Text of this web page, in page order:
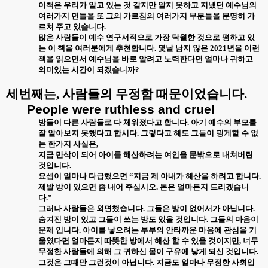
이책은 우리가 알고 있는 것 같지만 알지 못하고 지냈던 예수님의
여러가지 면들을 또 그의 가르침의 여러가지 부분들을 분명히 가
르쳐 주고 있습니다.
많은 사람들이 예수 연구서적으로 가장 탁월한 것으로 평하고 있
는 이 책을 여러분에게 추천합니다. 몇날 남지 않은 2021년을 이런
책을 읽으면서 예수님을 바로 알려고 노력한다면 얼마나 귀하고
의미있는 시간이 되겠습니까?
세번째는, 사람들의 무정함 때문이었습니다.
People were ruthless and cruel
방들이 다른 사람들로 다 체워졌다고 합니다. 아기 예수의 부모를
잘 알아보지 못했다고 합시다. 그렇다고 해도 그들이 핑게할 수 없
는 한가지 사실은,
지금 만삭이 되어 아이를 해산하려는 여인을 문밖으로 내쳐버린
것입니다.
요셉이 얼마나 다급했으면 “지금 제 아내가 해산을 하려고 합니다.
제발 방이 있으면 좀 내어 주십시오. 돈은 얼마든지 드리겠습니
다.”
그러나 사람들은 외면했습니다. 그들은 방이 없어서가 아닙니다.
숨겨진 방이 있고 그들이 쓰는 방도 있을 것입니다. 그들의 마음이
문제 입니다. 아이를 낳으려는 부부의 안타까운 마음에 관심을 기
울였다면 얼마든지 따뜻한 방에서 해산 할 수 있을 것이지만, 너무
무정한 사람들에 의해 그 귀하신 몸이 구유에 낳게 되신 것입니다.
그것은 그때만 그런것이 아닙니다. 지금도 얼마나 무정한 사회입